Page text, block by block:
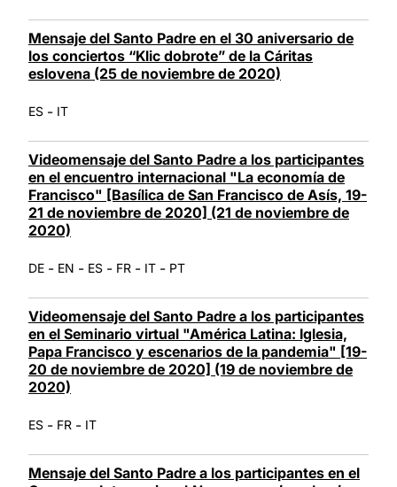
Mensaje del Santo Padre en el 30 aniversario de
los conciertos “Klic dobrote” de la Cáritas
eslovena (25 de noviembre de 2020)
ES - IT
Videomensaje del Santo Padre a los participantes
en el encuentro internacional "La economía de
Francisco" [Basílica de San Francisco de Asís, 19-
21 de noviembre de 2020] (21 de noviembre de
2020)
DE - EN - ES - FR - IT - PT
Videomensaje del Santo Padre a los participantes
en el Seminario virtual "América Latina: Iglesia,
Papa Francisco y escenarios de la pandemia" [19-
20 de noviembre de 2020] (19 de noviembre de
2020)
ES - FR - IT
Mensaje del Santo Padre a los participantes en el